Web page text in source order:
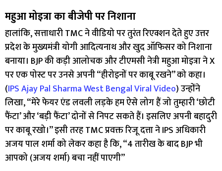
महुआ मोइत्रा का बीजेपी पर निशाना
हालांकि, सत्ताधारी TMC ने वीडियो पर तुरंत रिएक्शन देते हुए उत्तर
प्रदेश के मुख्यमंत्री योगी आदित्यनाथ और खुद ऑफिसर को निशाना
बनाया। BJP की कड़ी आलोचक और टीएमसी नेत्री महुआ मोइत्रा ने X
पर एक पोस्ट पर उनसे अपनी “हीरोइनों पर काबू रखने” को कहा।
(IPS Ajay Pal Sharma West Bengal Viral Video) उन्होंने
लिखा, “मेरे फेयर एंड लवली लड़के हम ऐसे लोग हैं जो तुम्हारी ‘छोटी
फैंटा’ और ‘बड़ी फैंटा’ दोनों से निपट सकते हैं। इसलिए अपनी बहादुरी
पर काबू रखो।” इसी तरह TMC प्रवक्त रिजू दत्ता ने IPS अधिकारी
अजय पाल शर्मा को लेकर कहा है कि, “4 तारीख के बाद BJP भी
आपको (अजय शर्मा) बचा नहीं पाएगी”